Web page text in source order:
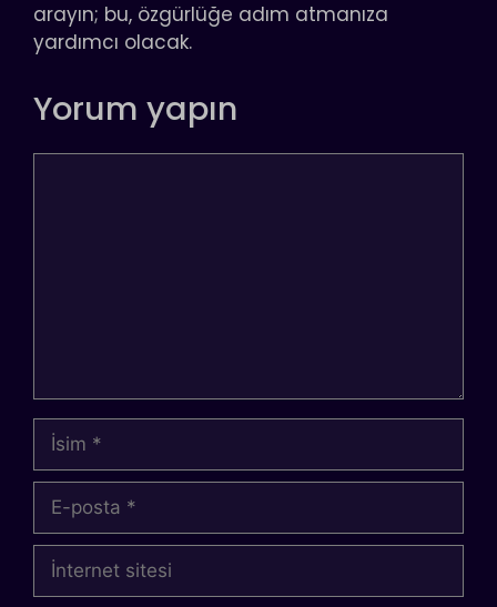
arayın; bu, özgürlüğe adım atmanıza
yardımcı olacak.
Yorum yapın
İsim
posta
İnternet
sitesi